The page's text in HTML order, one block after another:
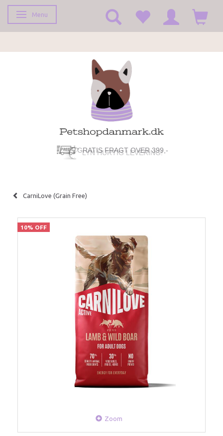
Toggle navigation
Menu
GRATIS FRAGT OVER 399,-
LYN HURTIG LEVERING!
CarniLove (Grain Free)
10% OFF
Zoom